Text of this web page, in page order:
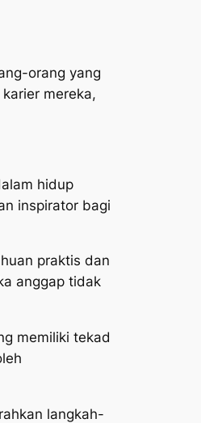
orang yang
mereka,
hidup
inspirator bagi
praktis dan
anggap tidak
memiliki tekad
langkah-